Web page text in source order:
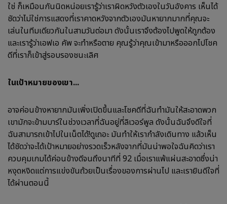
ใช่ ก็เหมือนกันนิดหน่อยเรารู้ว่าเราผิดหวังตัวเองในวันอังคาร เห็นได้
ชัดว่าไม่ใช่การแสดงที่เราคาดหวังจากตัวเองมันหายากมากที่คุณจะ
เล่นในทีมเดียวกันในสามวันต่อมา ดังนั้นเราจึงต้องไปพูดให้ถูกต้อง
และเรารู้ว่าเอฟเอ คัพ จะทำหรือตาย คุณรู้ว่าคุณเข้ามาหรือออกไปโชค
ดีที่เราก็เข้าสู่รอบรองชนะเลิศ
ในเป้าหมายของเขา...
อาจค่อนข้างหายากมันเพิ่งเปิดขึ้นและโชคดีที่ฉันทำมันให้สะอาดพวก
เขามักจะข้ามบาร์ในช่วงเวลาที่ฉันอยู่ที่ลิเวอร์พูล ดังนั้นฉันจึงดีใจที่
ฉันสามารถเข้าไปในเน็ตได้!ดูเถอะ มันทำให้เรากำลังเดินทาง แล้วเห็น
ได้ชัดว่าจะได้เป้าหมายอย่างรวดเร็วหลังจากที่มันน่าพอใจฉันคิดว่าเรา
ควบคุมเกมได้ค่อนข้างดีจนถึงนาทีที่ 92 เมื่อเราแพ้แผ่นสะอาดซึ่งน่า
หงุดหงิดแต่การแข่งขันถ้วยเป็นเรื่องของการผ่านไป และเรายินดีใจที่
ได้ผ่านตอนนี้